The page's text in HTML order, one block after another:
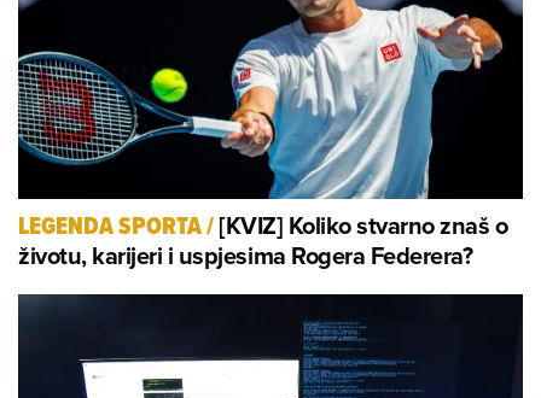
LEGENDA SPORTA/[KVIZ] Koliko stvarno znaš o
životu, karijeri i uspjesima Rogera Federera?